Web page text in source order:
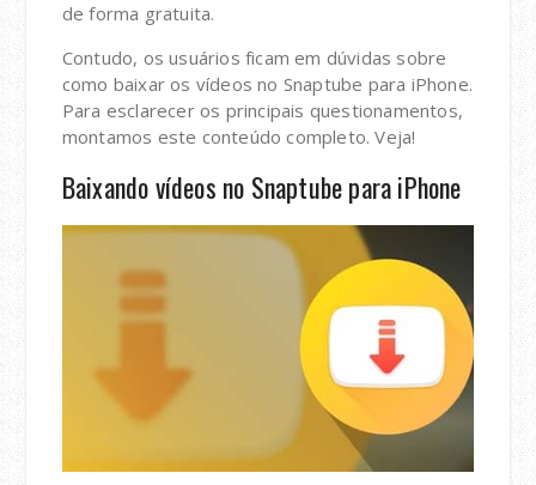
de forma gratuita.
Contudo, os usuários ficam em dúvidas sobre
como baixar os vídeos no Snaptube para iPhone.
Para esclarecer os principais questionamentos,
montamos este conteúdo completo. Veja!
Baixando vídeos no Snaptube para iPhone